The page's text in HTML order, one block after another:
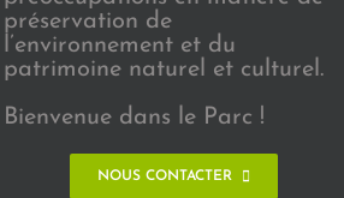
préservation de
l’environnement et du
patrimoine naturel et culturel.
Bienvenue dans le Parc !
NOUS CONTACTER